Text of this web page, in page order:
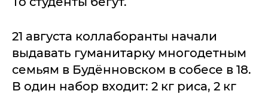
21 августа коллаборанты начали
выдавать гуманитарку многодетным
семьям в Будённовском в собесе в 18.
В один набор входит: 2 кг риса, 2 кг